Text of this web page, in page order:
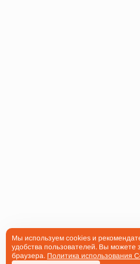
Мы используем cookies и
удобства пользователей. Вы можете
браузера. Политика использования